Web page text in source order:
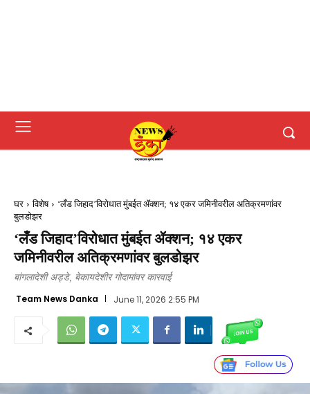
घर विशेष
‘लँड जिहाद’विरोधात मुंबईत ॲक्शन; १४ एकर जमिनीवरील अतिक्रमणांवर
बुलडोझर
‘लँड जिहाद’विरोधात मुंबईत ॲक्शन; १४ एकर
जमिनीवरील अतिक्रमणांवर बुलडोझर
बांगलादेशी अड्डे, बेकायदेशीर गोदामांवर कारवाई
Team News Danka June 11, 2026 2:55 PM